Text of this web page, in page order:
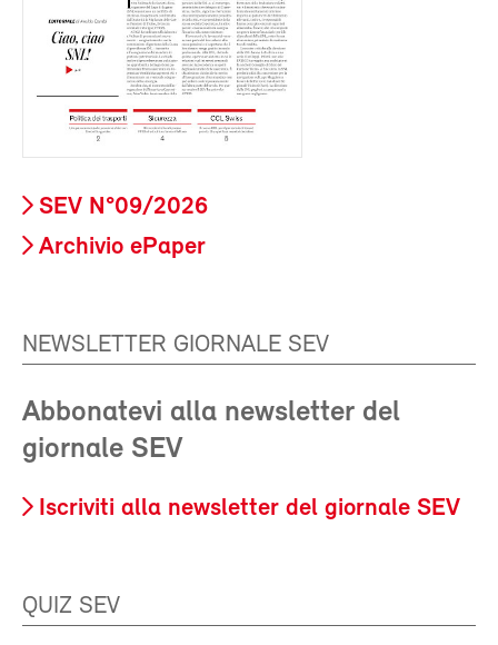
SEV N°09/2026
Archivio ePaper
NEWSLETTER GIORNALE SEV
Abbonatevi alla newsletter del
giornale SEV
Iscriviti alla newsletter del giornale SEV
QUIZ SEV